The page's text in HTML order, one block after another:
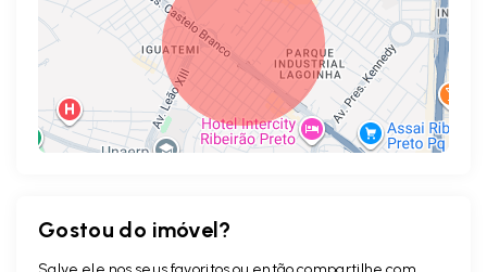
Gostou do imóvel?